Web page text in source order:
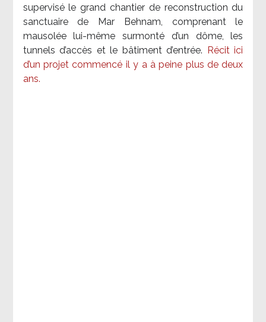
supervisé le grand chantier de reconstruction du
sanctuaire de Mar Behnam, comprenant le
mausolée lui-même surmonté d’un dôme, les
tunnels d’accès et le bâtiment d’entrée.
Récit ici
d’un projet commencé il y a à peine plus de deux
ans.